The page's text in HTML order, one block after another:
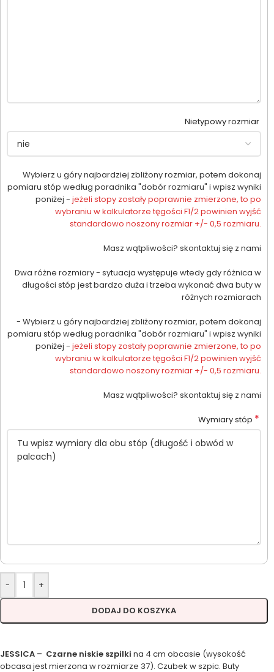
Nietypowy rozmiar
Wybierz u góry najbardziej zbliżony rozmiar, potem dokonaj
pomiaru stóp według poradnika "dobór rozmiaru" i wpisz wyniki
poniżej - jeżeli stopy zostały poprawnie zmierzone, to po
wybraniu w kalkulatorze tęgości F1/2 powinien wyjść
standardowo noszony rozmiar +/- 0,5 rozmiaru.
Masz wątpliwości? skontaktuj się z nami
Dwa różne rozmiary - sytuacja występuje wtedy gdy różnica w
długości stóp jest bardzo duża i trzeba wykonać dwa buty w
różnych rozmiarach
- Wybierz u góry najbardziej zbliżony rozmiar, potem dokonaj
pomiaru stóp według poradnika "dobór rozmiaru" i wpisz wyniki
poniżej - jeżeli stopy zostały poprawnie zmierzone, to po
wybraniu w kalkulatorze tęgości F1/2 powinien wyjść
standardowo noszony rozmiar +/- 0,5 rozmiaru.
Masz wątpliwości? skontaktuj się z nami
Wymiary stóp *
- +
DODAJ DO KOSZYKA
JESSICA – Czarne niskie szpilki na 4 cm obcasie (wysokość
obcasa jest mierzona w rozmiarze 37). Czubek w szpic. Buty